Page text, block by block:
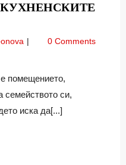
Малки
почистване
на
уреди
0 Comments
помещението,
семейството си,
иска да[...]